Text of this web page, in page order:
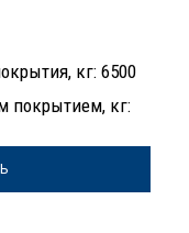
кг: 6500
покрытием, кг: